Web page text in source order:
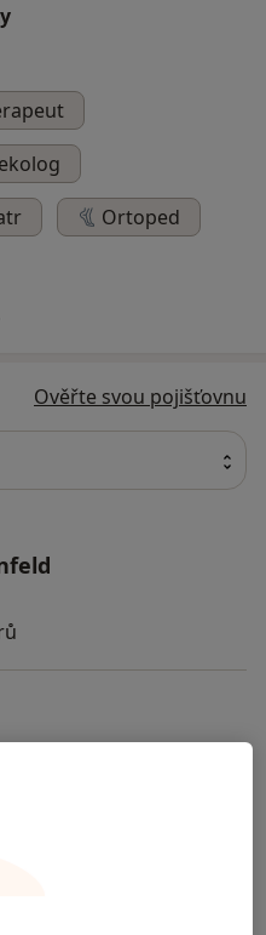
Ortoped
Ověřte svou pojišťovnu